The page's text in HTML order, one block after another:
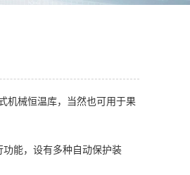
机械恒温库，当然也可用于果
能，设有多种自动保护装